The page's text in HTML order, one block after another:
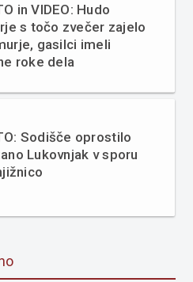
in VIDEO: Hudo
s točo zvečer zajelo
gasilci imeli
roke dela
Sodišče oprostilo
Lukovnjak v sporu